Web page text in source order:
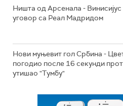
Ништа од Арсенала -
уговор са Реал Мадридом
Нови муњевит гол Србина -
погодио после 16 секунди
утишао "Тумбу"